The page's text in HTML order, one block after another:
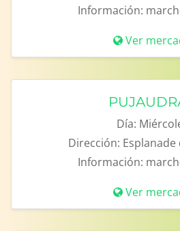
Información:
Ver
Día:
Dirección:
Información:
Ver